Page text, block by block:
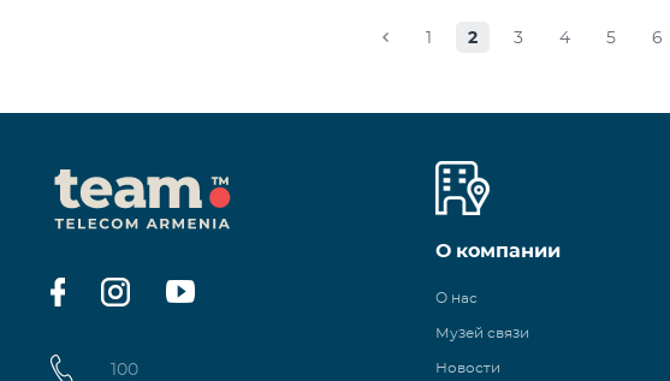
1 2 3 4 5 6
100
О компании
О нас
Музей связи
Новости